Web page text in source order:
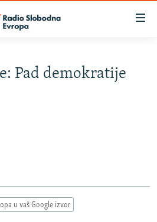
Pad demokratije
u vaš Google izvor